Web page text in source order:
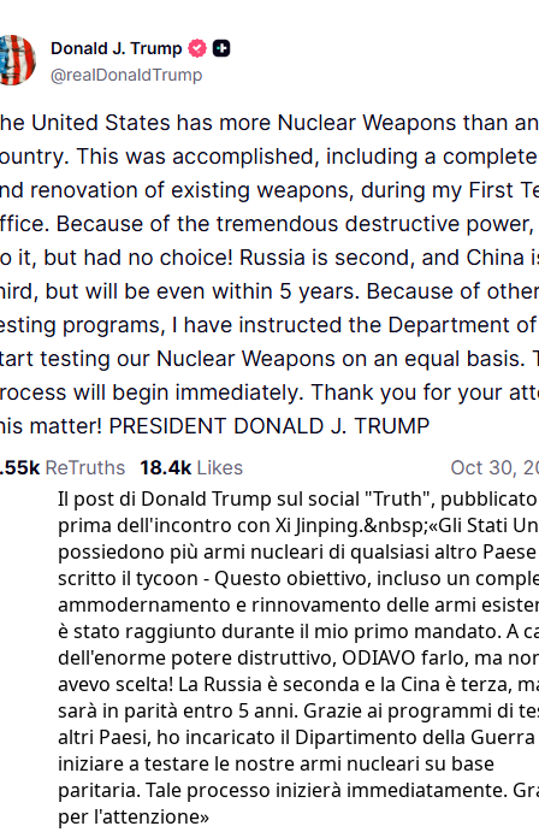
Il post di Donald Trump sul social "Truth", pubblicato
prima dell'incontro con Xi Jinping.&nbsp;«Gli Stati
possiedono più armi nucleari di qualsiasi altro
scritto il tycoon - Questo obiettivo, incluso un
ammodernamento e rinnovamento delle armi
è stato raggiunto durante il mio primo mandato. A
dell'enorme potere distruttivo, ODIAVO farlo, ma
avevo scelta! La Russia è seconda e la Cina è terza,
sarà in parità entro 5 anni. Grazie ai programmi di
altri Paesi, ho incaricato il Dipartimento della
iniziare a testare le nostre armi nucleari su base
paritaria. Tale processo inizierà immediatamente.
per l'attenzione»